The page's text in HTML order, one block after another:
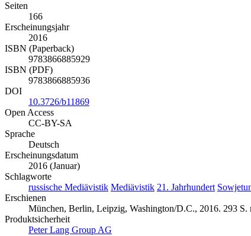
Seiten
166
Erscheinungsjahr
2016
ISBN (Paperback)
9783866885929
ISBN (PDF)
9783866885936
DOI
10.3726/b11869
Open Access
CC-BY-SA
Sprache
Deutsch
Erscheinungsdatum
2016 (Januar)
Schlagworte
russische Mediävistik Mediävistik 21. Jahrhundert
Erschienen
München, Berlin, Leipzig, Washington/D.C., 2016. 293 S.
Produktsicherheit
Peter Lang Group AG